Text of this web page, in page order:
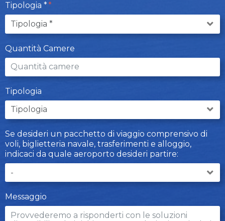
Tipologia *
Quantità Camere
Tipologia
Se desideri un pacchetto di viaggio comprensivo di
voli, biglietteria navale, trasferimenti e alloggio,
indicaci da quale aeroporto desideri partire:
Messaggio